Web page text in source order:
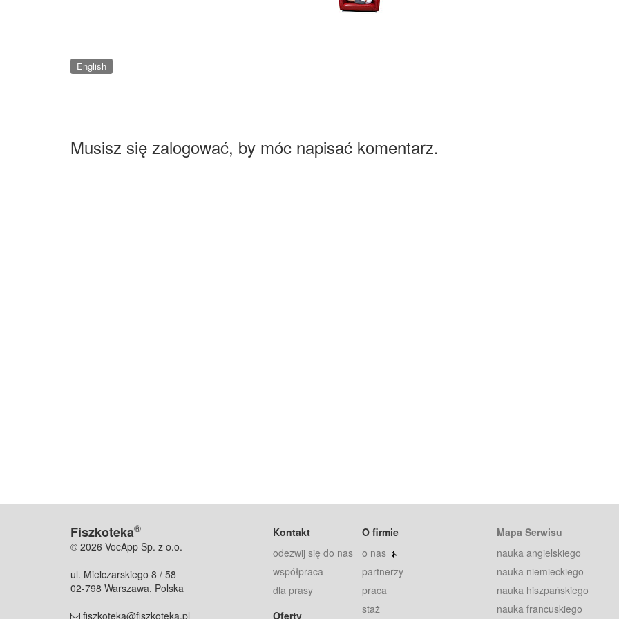
English
Musisz się zalogować, by móc napisać komentarz.
Fiszkoteka®
© 2026 VocApp Sp. z o.o.
ul. Mielczarskiego 8 / 58
02-798 Warszawa, Polska
fiszkoteka@fiszkoteka.pl
Kontakt
odezwij się do nas
współpraca
dla prasy
Oferty
O firmie
o nas
partnerzy
praca
staż
Mapa Serwisu
nauka angielskiego
nauka niemieckiego
nauka hiszpańskiego
nauka francuskiego